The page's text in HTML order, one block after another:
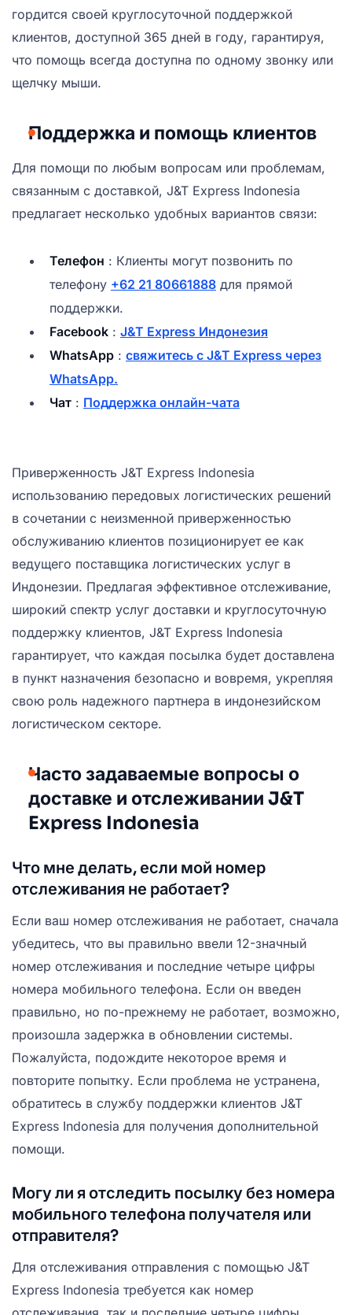
гордится своей круглосуточной поддержкой
клиентов, доступной 365 дней в году, гарантируя,
что помощь всегда доступна по одному звонку или
щелчку мыши.
Поддержка и помощь клиентов
Для помощи по любым вопросам или проблемам,
связанным с доставкой, J&T Express Indonesia
предлагает несколько удобных вариантов связи:
Телефон : Клиенты могут позвонить по
телефону +62 21 80661888 для прямой
поддержки.
Facebook : J&T Express Индонезия
WhatsApp : свяжитесь с J&T Express через
WhatsApp.
Чат : Поддержка онлайн-чата
Приверженность J&T Express Indonesia
использованию передовых логистических решений
в сочетании с неизменной приверженностью
обслуживанию клиентов позиционирует ее как
ведущего поставщика логистических услуг в
Индонезии. Предлагая эффективное отслеживание,
широкий спектр услуг доставки и круглосуточную
поддержку клиентов, J&T Express Indonesia
гарантирует, что каждая посылка будет доставлена
в пункт назначения безопасно и вовремя, укрепляя
свою роль надежного партнера в индонезийском
логистическом секторе.
Часто задаваемые вопросы о
доставке и отслеживании J&T
Express Indonesia
Что мне делать, если мой номер
отслеживания не работает?
Если ваш номер отслеживания не работает, сначала
убедитесь, что вы правильно ввели 12-значный
номер отслеживания и последние четыре цифры
номера мобильного телефона. Если он введен
правильно, но по-прежнему не работает, возможно,
произошла задержка в обновлении системы.
Пожалуйста, подождите некоторое время и
повторите попытку. Если проблема не устранена,
обратитесь в службу поддержки клиентов J&T
Express Indonesia для получения дополнительной
помощи.
Могу ли я отследить посылку без номера
мобильного телефона получателя или
отправителя?
Для отслеживания отправления с помощью J&T
Express Indonesia требуется как номер